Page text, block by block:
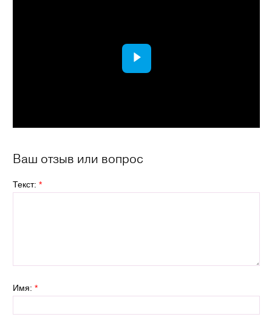
Ваш отзыв или вопрос
Текст: *
Имя: *